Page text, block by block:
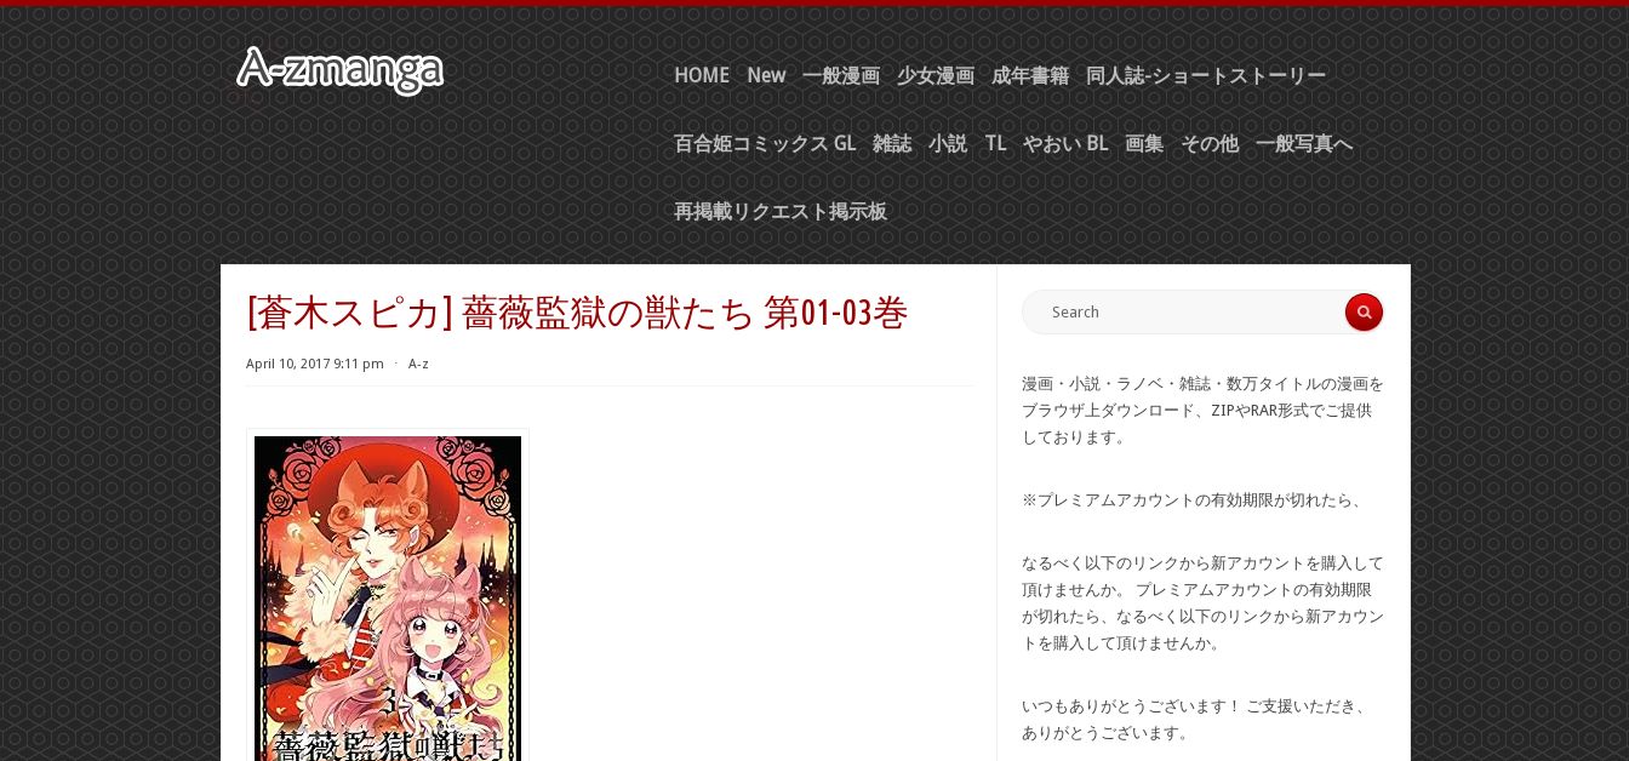
HOME New 一般漫画 少女漫画 成年書籍 同人誌-ショートストーリー
百合姫コミックス GL 雑誌 小説 TL やおい BL 画集 その他 一般写真へ
再掲載リクエスト掲示板
[蒼木スピカ] 薔薇監獄の獣たち 第01-03巻
April 10, 2017 9:11 pm ⋅ A-z
漫画・小説・ラノベ・雑誌・数万タイトルの漫画を
ブラウザ上ダウンロード、ZIPやRAR形式でご提供
しております。
※プレミアムアカウントの有効期限が切れたら、
なるべく以下のリンクから新アカウントを購入して
頂けませんか。 プレミアムアカウントの有効期限
が切れたら、なるべく以下のリンクから新アカウン
トを購入して頂けませんか。
いつもありがとうございます！ ご支援いただき、
ありがとうございます。